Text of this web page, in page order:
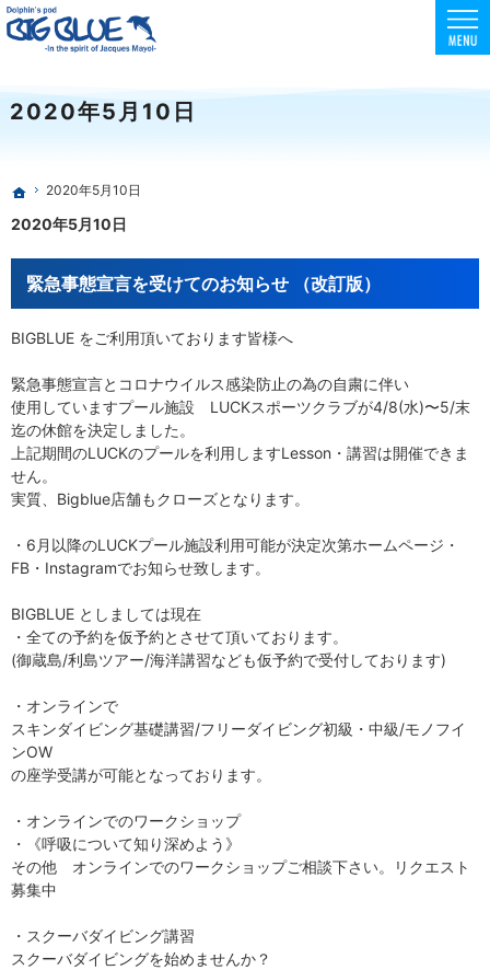
2020年5月10日
東京でスクーバダイビング・フリーダイビング・スキンダイビングを安全に楽しめる環境
初心者向けコースも充実！フリー・スキンダイビングはBIG BLUE
ホーム
2020年5月10日
2020年5月10日
緊急事態宣言を受けてのお知らせ （改訂版）
BIGBLUE をご利用頂いております皆様へ
緊急事態宣言とコロナウイルス感染防止の為の自粛に伴い
使用していますプール施設 LUCKスポーツクラブが4/8(水)〜5/末
迄の休館を決定しました。
上記期間のLUCKのプールを利用しますLesson・講習は開催できま
せん。
実質、Bigblue店舗もクローズとなります。
・6月以降のLUCKプール施設利用可能が決定次第ホームページ・
FB・Instagramでお知らせ致します。
BIGBLUE としましては現在
・全ての予約を仮予約とさせて頂いております。
(御蔵島/利島ツアー/海洋講習なども仮予約で受付しております)
・オンラインで
スキンダイビング基礎講習/フリーダイビング初級・中級/モノフイ
ンOW
の座学受講が可能となっております。
・オンラインでのワークショップ
・《呼吸について知り深めよう》
その他 オンラインでのワークショップご相談下さい。リクエスト
募集中
・スクーバダイビング講習
スクーバダイビングを始めませんか？